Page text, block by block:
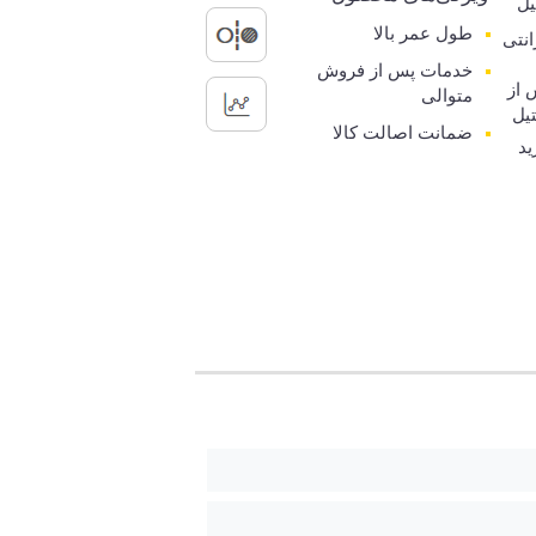
از
طول عمر بالا
خدمات پس از فروش
متوالی
ضمانت اصالت کالا